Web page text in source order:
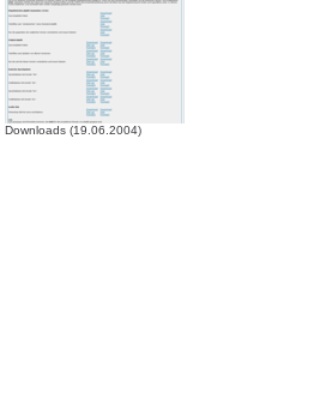
Downloads (19.06.2004)